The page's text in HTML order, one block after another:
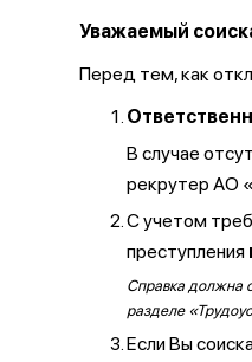
Уважаемый
Перед тем, как
В случае
рекрутер АО
С учетом
преступления
Справка должна
разделе
Если Вы